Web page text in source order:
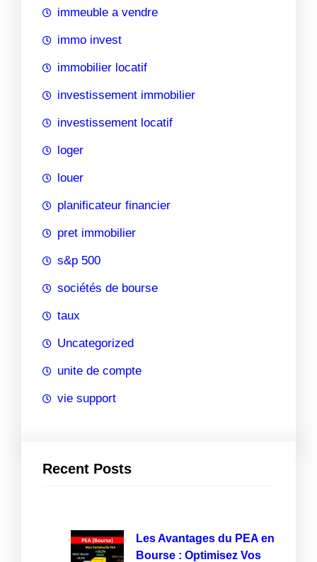
immeuble a vendre
immo invest
immobilier locatif
investissement immobilier
investissement locatif
loger
louer
planificateur financier
pret immobilier
s&p 500
sociétés de bourse
taux
Uncategorized
unite de compte
vie support
Recent Posts
Les Avantages du PEA en
Bourse : Optimisez Vos